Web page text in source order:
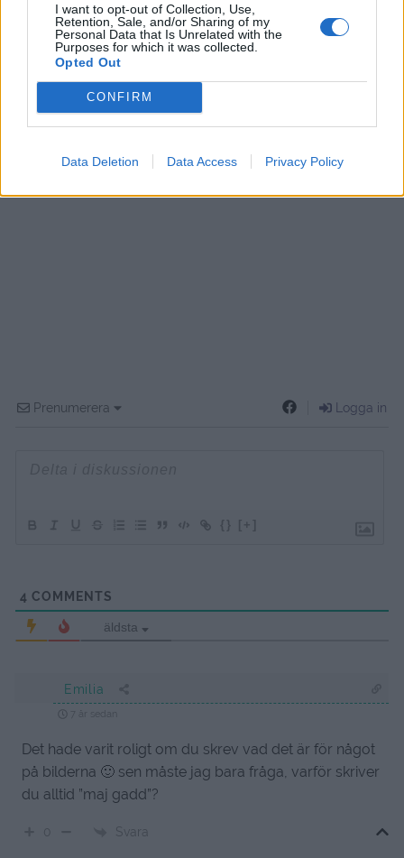
I want to opt-out of Collection, Use,
Retention, Sale, and/or Sharing of my
Personal Data that Is Unrelated with the
Purposes for which it was collected.
Opted Out
CONFIRM
Data Deletion Data Access Privacy Policy
Prenumerera Logga in
{} [+]
4 COMMENTS
äldsta
Emilia
Det hade varit roligt om du skrev vad det är för något
på bilderna 🙂 sen måste jag bara fråga, varför skriver
du alltid ”maj gadd”?
0 Svara